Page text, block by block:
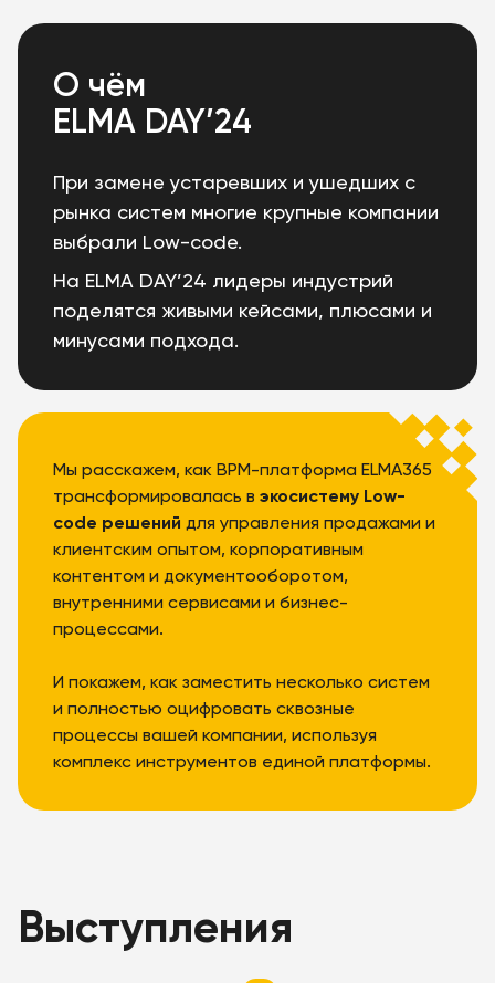
О чём
ELMA DAY’24
При замене устаревших и ушедших с
рынка систем многие крупные компании
выбрали Low-code.
На ELMA DAY’24 лидеры индустрий
поделятся живыми кейсами, плюсами и
минусами подхода.
Мы расскажем, как BPM-платформа ELMA365
трансформировалась в экосистему Low-
code решений для управления продажами и
клиентским опытом, корпоративным
контентом и документооборотом,
внутренними сервисами и бизнес-
процессами.
И покажем, как заместить несколько систем
и полностью оцифровать сквозные
процессы вашей компании, используя
комплекс инструментов единой платформы.
Выступления